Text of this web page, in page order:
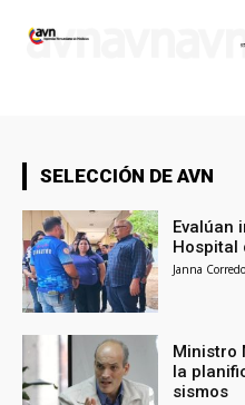
SELECCIÓN DE AVN
Evalúan
Hospital
Janna
Ministro
la
sismos